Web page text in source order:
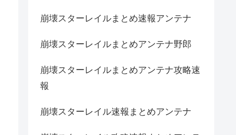
崩壊スターレイルまとめ速報アンテナ
崩壊スターレイルまとめアンテナ野郎
崩壊スターレイルまとめアンテナ攻略速
報
崩壊スターレイル速報まとめアンテナ